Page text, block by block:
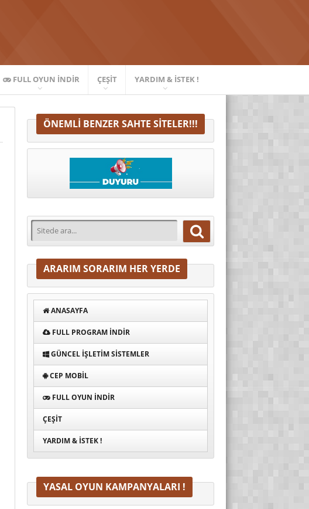
FULL OYUN İNDIR ÇEŞIT YARDIM & İSTEK !
ÖNEMLI BENZER SAHTE SITELER!!!
ARARIM SORARIM HER YERDE
ANASAYFA
FULL PROGRAM INDIR
GÜNCEL İŞLETIM SISTEMLER
CEP MOBIL
FULL OYUN İNDIR
ÇEŞIT
YARDIM & İSTEK !
YASAL OYUN KAMPANYALARI !